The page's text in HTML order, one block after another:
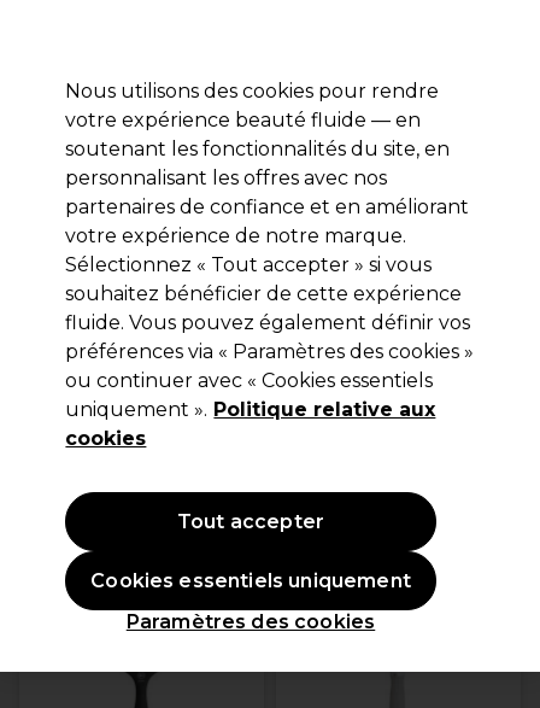
Se connecter
Marques Bons plans Coiffure Electro et Matériel
Livraison et délais
lire la suite
Marques Olivia Garden
Olivia Garden
Filters
Nous utilisons des cookies pour rendre
votre expérience beauté fluide — en
soutenant les fonctionnalités du site, en
personnalisant les offres avec nos
partenaires de confiance et en améliorant
votre expérience de notre marque.
Sélectionnez « Tout accepter » si vous
souhaitez bénéficier de cette expérience
fluide. Vous pouvez également définir vos
préférences via « Paramètres des cookies »
ou continuer avec « Cookies essentiels
uniquement ». Politique relative aux
cookies
Paramètres des cookies
Cookies essentiels uniquement
Tout accepter